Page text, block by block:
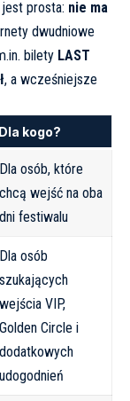
prosta: nie ma
dwudniowe
bilety LAST
, a wcześniejsze
Dla kogo?
Dla osób, które
chcą wejść na oba
dni festiwalu
Dla osób
szukających
wejścia VIP,
Golden Circle i
dodatkowych
udogodnień